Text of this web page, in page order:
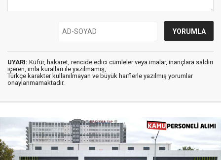
UYARI: Küfür, hakaret, rencide edici cümleler veya imalar, inançlara saldırı
içeren, imla kuralları ile yazılmamış,
Türkçe karakter kullanılmayan ve büyük harflerle yazılmış yorumlar
onaylanmamaktadır.